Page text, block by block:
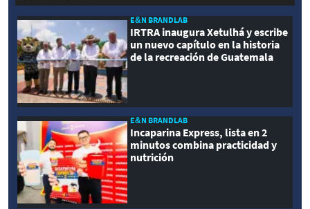
E&N BRANDLAB
IRTRA inaugura Xetulhá y escribe
un nuevo capítulo en la historia
de la recreación de Guatemala
E&N BRANDLAB
Incaparina Express, lista en 2
minutos combina practicidad y
nutrición